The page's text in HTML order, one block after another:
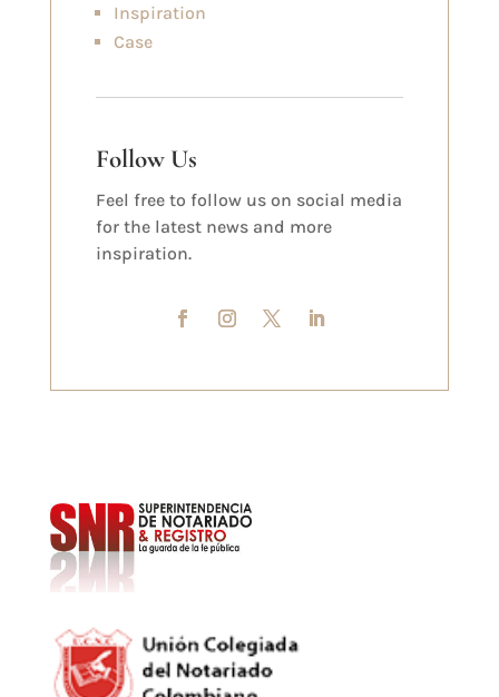
Inspiration
Case
Follow Us
Feel free to follow us on social media
for the latest news and more
inspiration.